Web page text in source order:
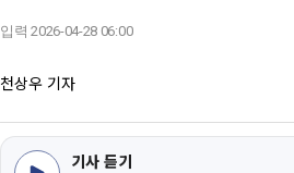
입력 2026-04-28 06:00
천상우 기자
기사 듣기